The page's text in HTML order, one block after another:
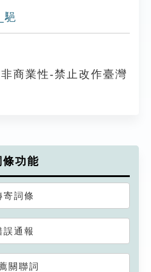
䣖
商業性-禁止改作臺灣
條功能
寄詞條
誤通報
關聯詞